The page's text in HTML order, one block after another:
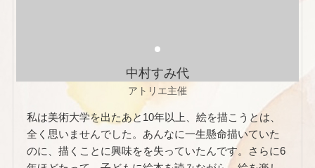
中村すみ代
アトリエ主催
私は美術大学を出たあと10年以上、絵を描こうとは、
全く思いませんでした。あんなに一生懸命描いていた
のに、描くことに興味をを失っていたんです。さらに6